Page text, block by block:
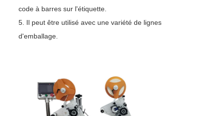
code à barres sur l'étiquette.
5. Il peut être utilisé avec une variété de lignes
d'emballage.